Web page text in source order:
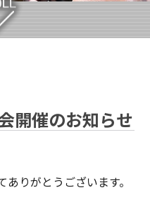
開催のお知らせ
りがとうございます。